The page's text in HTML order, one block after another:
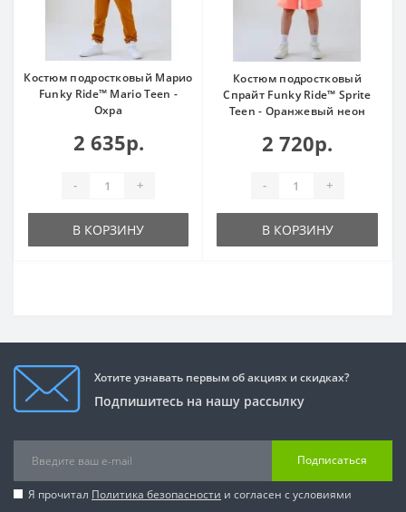
Костюм подростковый Марио
Funky Ride™ Mario Teen -
Охра
2 635р.
- +
В КОРЗИНУ
Костюм подростковый
Спрайт Funky Ride™ Sprite
Teen - Оранжевый неон
2 720р.
- +
В КОРЗИНУ
Хотите узнавать первым об акциях и скидках?
Подпишитесь на нашу рассылку
Подписаться
Я прочитал Политика безопасности и согласен с условиями